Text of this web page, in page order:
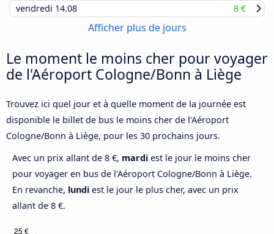
vendredi 14.08 8 €
Afficher plus de jours
Le moment le moins cher pour voyager
de l'Aéroport Cologne/Bonn à Liège
Trouvez ici quel jour et à quelle moment de la journée est
disponible le billet de bus le moins cher de l'Aéroport
Cologne/Bonn à Liège, pour les 30 prochains jours.
Avec un prix allant de 8 €, mardi est le jour le moins cher
pour voyager en bus de l'Aéroport Cologne/Bonn à Liège.
En revanche, lundi est le jour le plus cher, avec un prix
allant de 8 €.